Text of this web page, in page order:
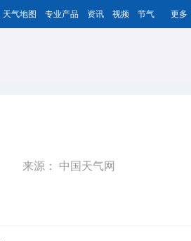
天气地图 专业产品 资讯 视频 节气 更多
来源： 中国天气网